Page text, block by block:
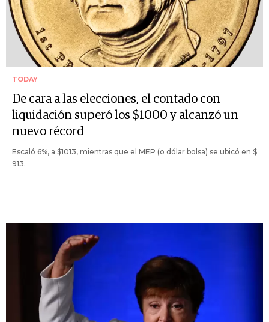
TODAY
De cara a las elecciones, el contado con
liquidación superó los $1000 y alcanzó un
nuevo récord
Escaló 6%, a $1013, mientras que el MEP (o dólar bolsa) se ubicó en $
913.